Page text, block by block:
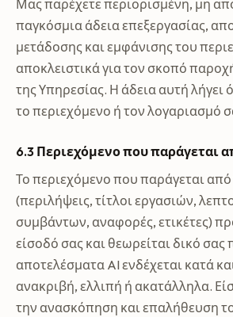
Μας παρέχετε περιορισμένη, μη
παγκόσμια άδεια επεξεργασίας,
μετάδοσης και εμφάνισης του
αποκλειστικά για τον σκοπό
της Υπηρεσίας. Η άδεια αυτή λήγει
το περιεχόμενο ή τον λογαριασμό
6.3 Περιεχόμενο που παράγεται
Το περιεχόμενο που παράγεται
(περιλήψεις, τίτλοι εργασιών,
συμβάντων, αναφορές, ετικέτες)
είσοδό σας και θεωρείται δικό σας
αποτελέσματα AI ενδέχεται κατά
ανακριβή, ελλιπή ή ακατάλληλα.
την ανασκόπηση και επαλήθευση